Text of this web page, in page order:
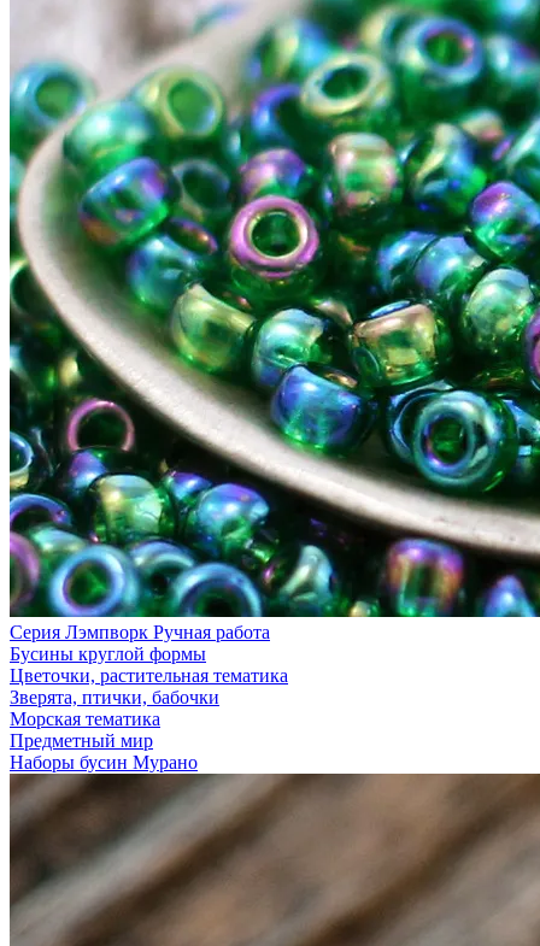
Серия Лэмпворк Ручная работа
Бусины круглой формы
Цветочки, растительная тематика
Зверята, птички, бабочки
Морская тематика
Предметный мир
Наборы бусин Мурано